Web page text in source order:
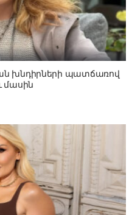
խնդիրների պատճառով
մասին